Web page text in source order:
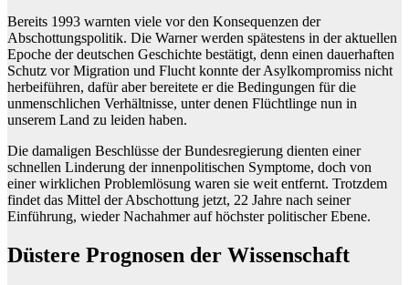
Bereits 1993 warnten viele vor den Konsequenzen der
Abschottungspolitik. Die Warner werden spätestens in der aktuellen
Epoche der deutschen Geschichte bestätigt, denn einen dauerhaften
Schutz vor Migration und Flucht konnte der Asylkompromiss nicht
herbeiführen, dafür aber bereitete er die Bedingungen für die
unmenschlichen Verhältnisse, unter denen Flüchtlinge nun in
unserem Land zu leiden haben.
Die damaligen Beschlüsse der Bundesregierung dienten einer
schnellen Linderung der innenpolitischen Symptome, doch von
einer wirklichen Problemlösung waren sie weit entfernt. Trotzdem
findet das Mittel der Abschottung jetzt, 22 Jahre nach seiner
Einführung, wieder Nachahmer auf höchster politischer Ebene.
Düstere Prognosen der Wissenschaft